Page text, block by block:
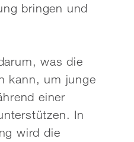
bringen und
was die
kann, um junge
einer
In
wird die